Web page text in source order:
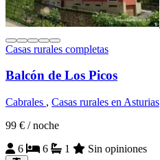
Casas rurales completas
Balcón de Los Picos
Cabrales , Casas rurales en Asturias
99 € / noche
6
6 1 Sin opiniones